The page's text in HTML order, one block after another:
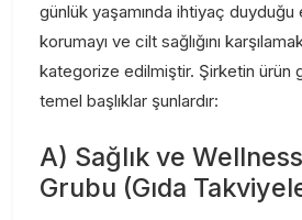
günlük yaşamında ihtiyaç
korumayı ve cilt sağlığını
kategorize edilmiştir. Şirketin ürün
temel başlıklar şunlardır:
A) Sağlık ve
Grubu (Gıda